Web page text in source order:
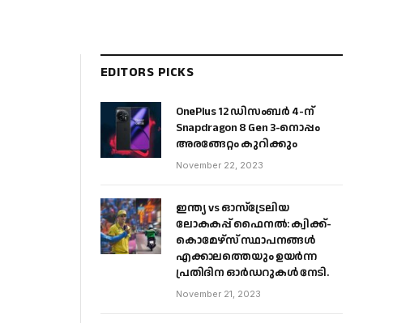
EDITORS PICKS
OnePlus 12 ഡിസംബർ 4-ന്
Snapdragon 8 Gen 3-നൊപ്പം
അരങ്ങേറ്റം കുറിക്കും
November 22, 2023
ഇന്ത്യ vs ഓസ്‌ട്രേലിയ
ലോകകപ്പ് ഫൈനൽ: ക്വിക്ക്-
കൊമേഴ്‌സ് സ്ഥാപനങ്ങൾ
എക്കാലത്തെയും ഉയർന്ന
പ്രതിദിന ഓർഡറുകൾ നേടി.
November 21, 2023